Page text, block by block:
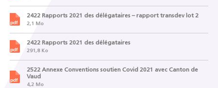
2422 Rapports 2021 des délégataires – rapport transdev lot 2
2,1 Mo
2422 Rapports 2021 des délégataires
291,8 Ko
2522 Annexe Conventions soutien Covid 2021 avec Canton de
Vaud
4,2 Mo